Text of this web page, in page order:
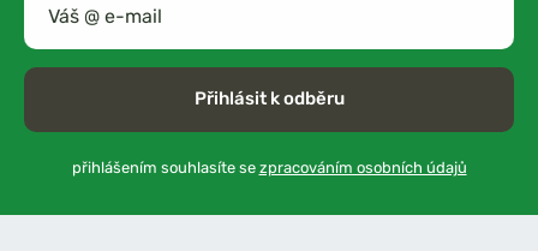
Přihlásit k odběru
přihlášením souhlasíte se zpracováním osobních údajů